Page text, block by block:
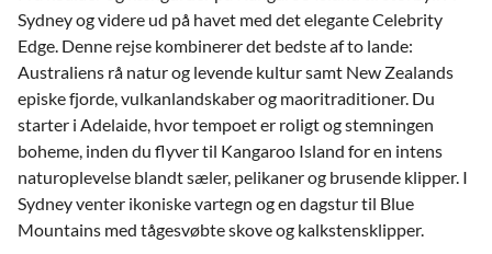
Sydney og videre ud på havet med det elegante Celebrity
Edge. Denne rejse kombinerer det bedste af to lande:
Australiens rå natur og levende kultur samt New Zealands
episke fjorde, vulkanlandskaber og maoritraditioner. Du
starter i Adelaide, hvor tempoet er roligt og stemningen
boheme, inden du flyver til Kangaroo Island for en intens
naturoplevelse blandt sæler, pelikaner og brusende klipper. I
Sydney venter ikoniske vartegn og en dagstur til Blue
Mountains med tågesvøbte skove og kalkstensklipper.